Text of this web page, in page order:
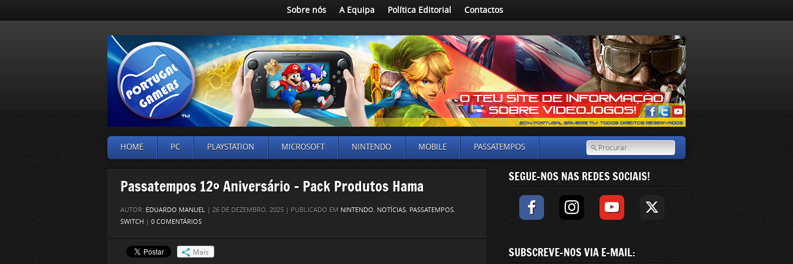
Sobre nós A Equipa Política Editorial Contactos
HOME PC PLAYSTATION MICROSOFT NINTENDO MOBILE PASSATEMPOS
Passatempos 12º Aniversário – Pack Produtos Hama
AUTOR: EDUARDO MANUEL | 26 DE DEZEMBRO, 2025 | PUBLICADO EM NINTENDO, NOTÍCIAS, PASSATEMPOS,
SWITCH | 0 COMENTÁRIOS
Mais
SEGUE-NOS NAS REDES SOCIAIS!
SUBSCREVE-NOS VIA E-MAIL: